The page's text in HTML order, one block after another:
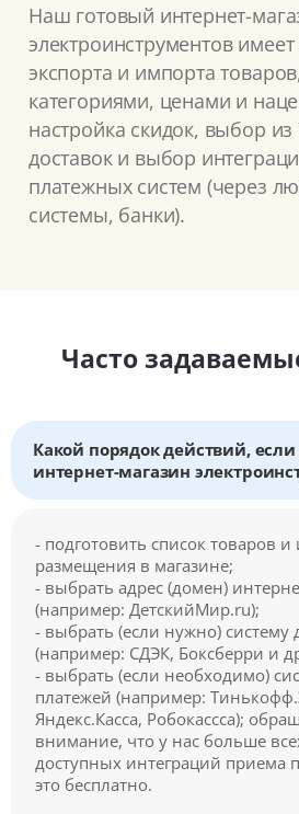
Наш готовый интернет-
электроинструментов
экспорта и импорта
категориями, ценами и
настройка скидок, выбор из
доставок и выбор
платежных систем (через
системы, банки).
Часто
Какой порядок действий,
интернет-магазин
- подготовить список товаров
размещения в магазине;
- выбрать адрес (домен)
(например: ДетскийМир.ru);
- выбрать (если нужно) систему
(например: СДЭК, Боксберри и
- выбрать (если необходимо)
платежей (например:
Яндекс.Касса, Робокассса);
внимание, что у нас больше
доступных интеграций приема
это бесплатно.